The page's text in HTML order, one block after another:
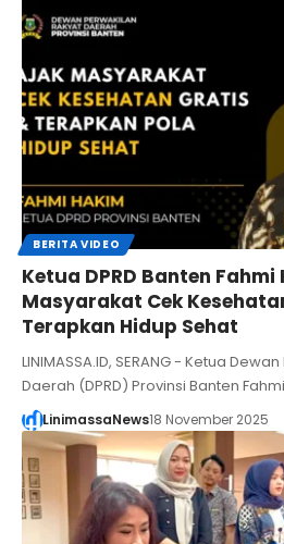
BERITA VIDEO
Ketua DPRD Banten
Masyarakat Cek
Terapkan Hidup Sehat
LINIMASSA.ID, SERANG - Ketua
Daerah (DPRD) Provinsi Banten
LinimassaNews18 November 2025